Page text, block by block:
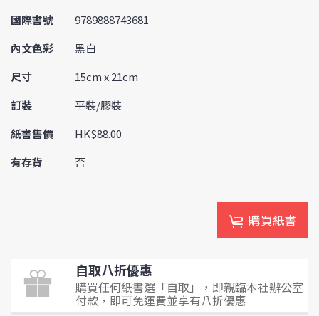
國際書號
9789888743681
內文色彩
黑白
尺寸
15cm x 21cm
訂裝
平裝/膠裝
紙書售價
HK$88.00
有存貨
否
購買紙書
自取八折優惠
購買任何紙書選「自取」，即親臨本社辦公室
付款，即可免運費並享有八折優惠